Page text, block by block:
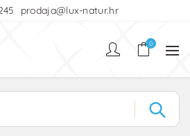
prodaja@lux-natur.hr
0